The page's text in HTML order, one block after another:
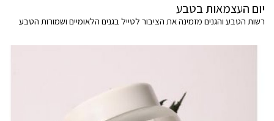
יום העצמאות בטבע
רשות הטבע והגנים מזמינה את הציבור לטייל בגנים הלאומיים ושמורות הטבע